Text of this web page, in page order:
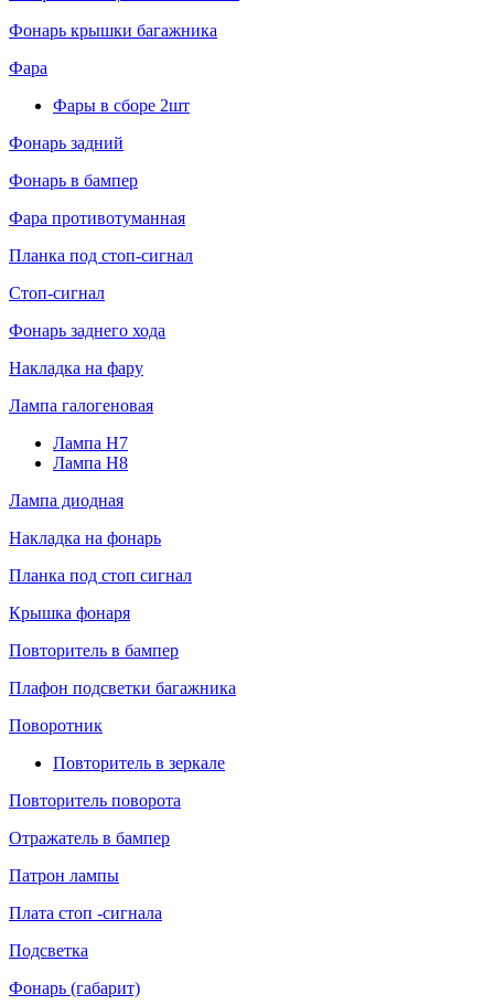
Фонарь крышки багажника
Фара
Фары в сборе 2шт
Фонарь задний
Фонарь в бампер
Фара противотуманная
Планка под стоп-сигнал
Стоп-сигнал
Фонарь заднего хода
Накладка на фару
Лампа галогеновая
Лампа H7
Лампа H8
Лампа диодная
Накладка на фонарь
Планка под стоп сигнал
Крышка фонаря
Повторитель в бампер
Плафон подсветки багажника
Поворотник
Повторитель в зеркале
Повторитель поворота
Отражатель в бампер
Патрон лампы
Плата стоп -сигнала
Подсветка
Фонарь (габарит)